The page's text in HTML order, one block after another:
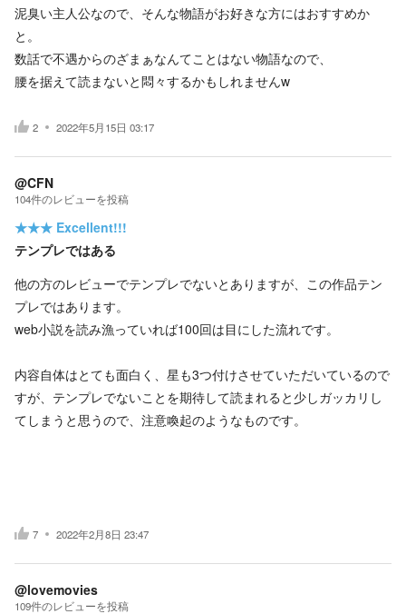
泥臭い主人公なので、そんな物語がお好きな方にはおすすめか
と。
数話で不遇からのざまぁなんてことはない物語なので、
腰を据えて読まないと悶々するかもしれませんw
2 2022年5月15日 03:17
@CFN
104件のレビューを投稿
★★★ Excellent!!!
テンプレではある
他の方のレビューでテンプレでないとありますが、この作品テン
プレではあります。
web小説を読み漁っていれば100回は目にした流れです。
内容自体はとても面白く、星も3つ付けさせていただいているので
すが、テンプレでないことを期待して読まれると少しガッカリし
てしまうと思うので、注意喚起のようなものです。
7 2022年2月8日 23:47
@lovemovies
109件のレビューを投稿